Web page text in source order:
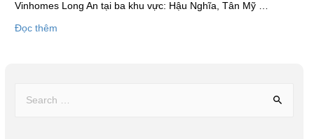
Vinhomes Long An tại ba khu vực: Hậu Nghĩa, Tân Mỹ …
Đọc thêm